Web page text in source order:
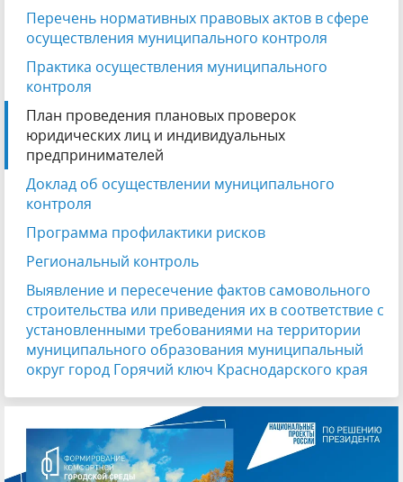
Перечень нормативных правовых актов в сфере
осуществления муниципального контроля
Практика осуществления муниципального
контроля
План проведения плановых проверок
юридических лиц и индивидуальных
предпринимателей
Доклад об осуществлении муниципального
контроля
Программа профилактики рисков
Региональный контроль
Выявление и пересечение фактов самовольного
строительства или приведения их в соответствие с
установленными требованиями на территории
муниципального образования муниципальный
округ город Горячий ключ Краснодарского края